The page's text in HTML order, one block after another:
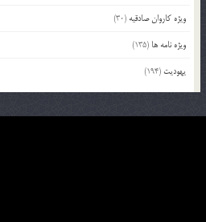
ویژه کاروان صادقیه (30)
ویژه نامه ها (135)
یهودیت (194)